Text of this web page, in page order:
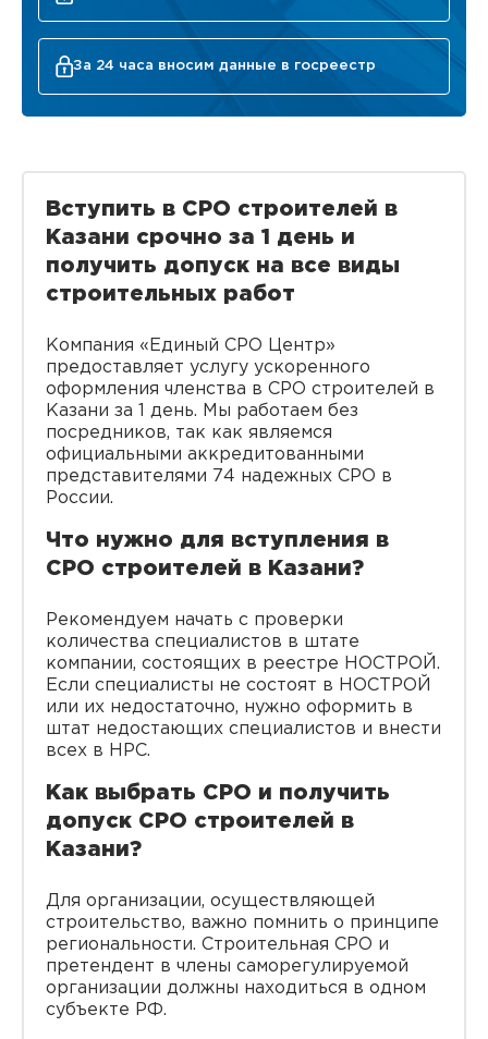
За 24 часа вносим данные в госреестр
Вступить в СРО строителей в
Казани срочно за 1 день и
получить допуск на все виды
строительных работ
Компания «Единый СРО Центр»
предоставляет услугу ускоренного
оформления членства в СРО строителей в
Казани за 1 день. Мы работаем без
посредников, так как являемся
официальными аккредитованными
представителями 74 надежных СРО в
России.
Что нужно для вступления в
СРО строителей в Казани?
Рекомендуем начать с проверки
количества специалистов в штате
компании, состоящих в реестре НОСТРОЙ.
Если специалисты не состоят в НОСТРОЙ
или их недостаточно, нужно оформить в
штат недостающих специалистов и внести
всех в НРС.
Как выбрать СРО и получить
допуск СРО строителей в
Казани?
Для организации, осуществляющей
строительство, важно помнить о принципе
региональности. Строительная СРО и
претендент в члены саморегулируемой
организации должны находиться в одном
субъекте РФ.